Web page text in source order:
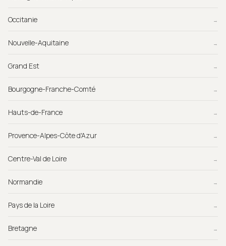
Occitanie →
Nouvelle-Aquitaine →
Grand Est →
Bourgogne-Franche-Comté →
Hauts-de-France →
Provence-Alpes-Côte d'Azur →
Centre-Val de Loire →
Normandie →
Pays de la Loire →
Bretagne →